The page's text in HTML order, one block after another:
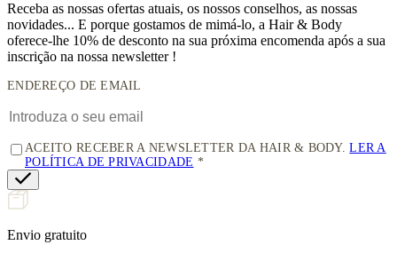
Receba as nossas ofertas atuais, os nossos conselhos, as nossas
novidades... E porque gostamos de mimá-lo, a Hair & Body
oferece-lhe 10% de desconto na sua próxima encomenda após a sua
inscrição na nossa newsletter !
ENDEREÇO DE EMAIL
ACEITO RECEBER A NEWSLETTER DA HAIR & BODY.LER A
POLÍTICA DE PRIVACIDADE
Envio gratuito